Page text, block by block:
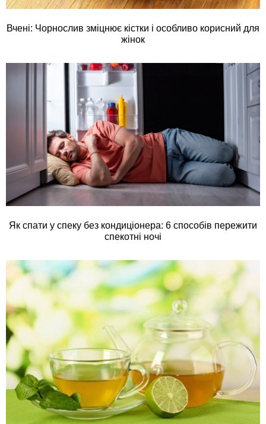
Вчені: Чорнослив зміцнює кістки і особливо корисний для
жінок
Як спати у спеку без кондиціонера: 6 способів пережити
спекотні ночі